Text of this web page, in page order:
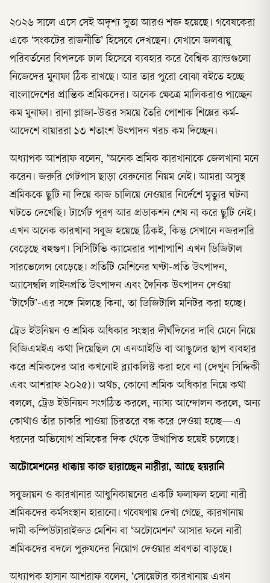
২০২৬ সালে এসে সেই অদৃশ্য সুতা আরও শক্ত হয়েছে। গবেষকেরা
একে ‘সংকটের রাজনীতি’ হিসেবে দেখছেন। যেখানে জলবায়ু
পরিবর্তনের বিপদকে ঢাল হিসেবে ব্যবহার করে বৈশ্বিক ব্র্যান্ডগুলো
নিজেদের মুনাফা ঠিক রাখছে। আর তার পুরো বোঝা বইতে হচ্ছে
বাংলাদেশের প্রান্তিক শ্রমিকদের। অনেক ক্ষেত্রে মালিকরাও পাচ্ছেন
কম মুনাফা। রানা প্লাজা-উত্তর সময়ে তৈরি পোশাক শিল্পের কর্ম-
আদেশে বায়াররা ১৩ শতাংশ উৎপাদন খরচ কম দিচ্ছেন।
অধ্যাপক আশরাফ বলেন, ‘অনেক শ্রমিক কারখানাকে জেলখানা মনে
করেন। জরুরি গেটপাস ছাড়া বেরুনোর নিয়ম নেই। আমরা অসুস্থ
শ্রমিককে ছুটি না দিয়ে কাজ চালিয়ে নেওয়ার নির্দেশে মৃত্যুর ঘটনা
ঘটতে দেখেছি। টার্গেট পূরণ আর প্রডাকশন শেষ না করে ছুটি নেই।
এখন অনেক কারখানা সবুজ হয়েছে ঠিকই, কিন্তু সেখানে নজরদারি
বেড়েছে বহুগুণ। সিসিটিভি ক্যামেরার পাশাপাশি এখন ডিজিটাল
সারভেলেন্স বেড়েছে। প্রতিটি মেশিনের ঘণ্টা-প্রতি উৎপাদন,
অ্যাসেম্বলি লাইনপ্রতি উৎপাদন এবং দৈনিক উৎপাদন দেওয়া
‘টার্গেট’-এর সঙ্গে মিলছে কিনা, তা ডিজিটালি মনিটর করা হচ্ছে।
ট্রেড ইউনিয়ন ও শ্রমিক অধিকার সংস্থার দীর্ঘদিনের দাবি মেনে নিয়ে
বিজিএমইএ কথা দিয়েছিল যে এনআইডি বা আঙুলের ছাপ ব্যবহার
করে শ্রমিকদের আর কখনোই ব্ল্যাকলিস্ট করা হবে না (দেখুন সিদ্দিকী
এবং আশরাফ ২০২৫)। অথচ, কোনো শ্রমিক অধিকার নিয়ে কথা
বললে, ট্রেড ইউনিয়ন সংগঠিত করলে, ন্যায্য আন্দোলন করলে, অন্য
কোথাও তাঁর চাকরি পাওয়া চিরতরে বন্ধ করে দেওয়া হচ্ছে—এ
ধরনের অভিযোগ শ্রমিকের দিক থেকে উত্থাপিত হয়েই চলেছে।
অটোমেশনের ধাক্কায় কাজ হারাচ্ছেন নারীরা, আছে হয়রানি
সবুজায়ন ও কারখানার আধুনিকায়নের একটি ফলাফল হলো নারী
শ্রমিকদের কর্মসংস্থান হারানো। গবেষণায় দেখা গেছে, কারখানায়
দামী কম্পিউটারাইজড মেশিন বা ‘অটোমেশন’ আসার ফলে নারী
শ্রমিকদের বদলে পুরুষদের নিয়োগ দেওয়ার প্রবণতা বাড়ছে।
অধ্যাপক হাসান আশরাফ বলেন, ‘সোয়েটার কারখানায় এখন